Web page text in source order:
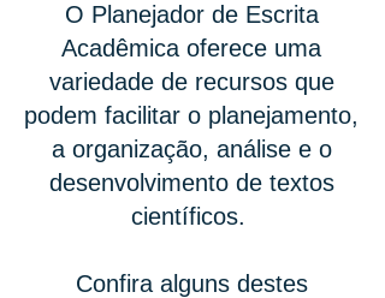
​O Planejador de Escrita
Acadêmica oferece uma
variedade de recursos que
podem facilitar o planejamento,
a organização, análise e o
desenvolvimento de textos
científicos.
Confira alguns destes